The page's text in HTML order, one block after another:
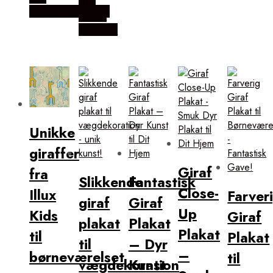
Plakat
Unikke
giraffer
fra
Illux
Kids
til
børneværelset
Slikkende
giraf
plakat
til
vægdekoration
Fantastisk
Giraf
Plakat
– Dyr
Kunst
Giraf
Close-
Up
Plakat
–
Giraf
Plakat
til